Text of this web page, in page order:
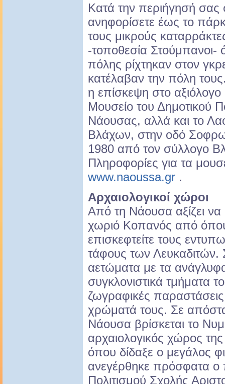
Κατά την περιήγησή σας
ανηφορίσετε έως το
τους μικρούς
-τοποθεσία Στούμπανοι-
πόλης ρίχτηκαν στον
κατέλαβαν την πόλη
η επίσκεψη στο αξιόλογο
Μουσείο του Δημοτικού
Νάουσας, αλλά και το
Βλάχων, στην οδό
1980 από τον σύλλογο
Πληροφορίες για τα
www.naoussa.gr .
Αρχαιολογικοί χώροι
Από τη Νάουσα αξίζει να
χωριό Κoπανός από
επισκεφτείτε τους
τάφους των Λευκαδιτών.
αετώματα με τα
συγκλονιστικά τμήματα
ζωγραφικές
χρώματά τους. Σε
Νάουσα βρίσκεται το
αρχαιολογικός χώρος
όπου δίδαξε ο μεγάλος
ανεγέρθηκε πρόσφατα
Πολιτισμού Σχολής